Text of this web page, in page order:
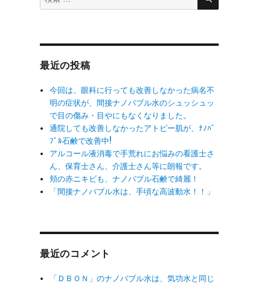
索
最近の投稿
今回は、眼科に行っても改善しなかった病名不
明の症状が、間接ナノバブル水のシュッシュッ
で目の傷み・目やにもなくなりました。
通院しても改善しなかったアトピー肌が、ﾅﾉﾊﾞ
ﾌﾞﾙ石鹸で改善中!
アルコール液消毒で手荒れにお悩みの看護士さ
ん、保育士さん、介護士さん等に朗報です。
頬の赤ニキビも、ナノバブル石鹸で綺麗！
「間接ナノバブル水は、手頃な高波動水！！」
最近のコメント
「ＤＢＯＮ」のナノバブル水は、気功水と同じ